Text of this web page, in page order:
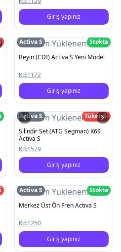
Giriş yapınız
Resim Yüklenemedi
Activa S
Stokta
Beyin (CDI) Activa S Yeni Model
Kd:1172
Giriş yapınız
Resim Yüklenemedi
Activa S
Tükendi
Silindir Set (ATG Segman) K69
Activa S
Kd:1579
Giriş yapınız
Resim Yüklenemedi
Activa S
Stokta
Merkez Üst Ön Fren Activa S
Kd:1250
Giriş yapınız